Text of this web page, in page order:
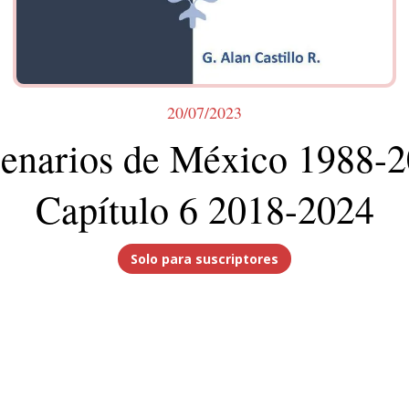
20/07/2023
de México 1988-
Capítulo 6 2018-2024
Solo para suscriptores